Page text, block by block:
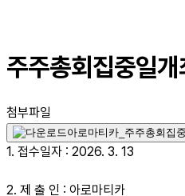
주주총회집중일
첨부파일
아로마티카_주주총회집
1. 접수일자 : 2026. 3. 13
2. 제 출 인 : 아로마티카